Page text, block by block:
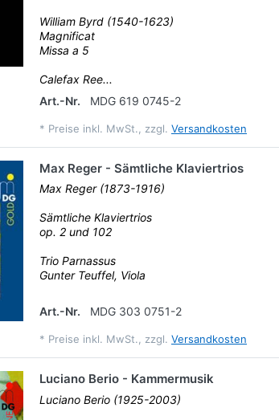
William Byrd (1540-1623)
Magnificat
Missa a 5
Calefax Ree...
Art.-Nr.
MDG 619 0745-2
* Preise inkl. MwSt., zzgl. Versandkosten
Max Reger - Sämtliche Klaviertrios
Max Reger (1873-1916)
Sämtliche Klaviertrios
op. 2 und 102
Trio Parnassus
Gunter Teuffel, Viola
Art.-Nr. MDG 303 0751-2
* Preise inkl. MwSt., zzgl. Versandkosten
Luciano Berio - Kammermusik
Luciano Berio (1925-2003)